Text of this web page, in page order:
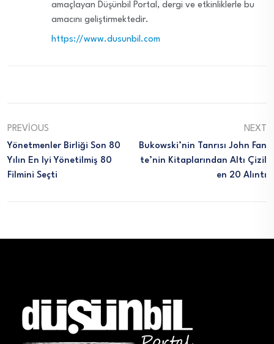
amaçlayan Düşünbil Portal, dergi ve etkinliklerle bu
amacını geliştirmektedir.
https://www.dusunbil.com
PREVIOUS
Yönetmenler Birliği Son 80
Yılın En Iyi Yönetilmiş 80
Filmini Seçti
NEXT
Bukowski’nin Tanrısı John Fan
Te’nin Kitaplarından Altı Çizil
En 20 Alıntı